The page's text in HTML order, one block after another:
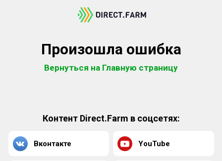
Произошла ошибка
Вернуться на Главную страницу
Контент Direct.Farm в соцсетях:
Вконтакте YouTube